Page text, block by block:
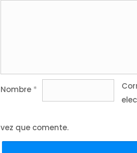
Nombre *
vez que comente.